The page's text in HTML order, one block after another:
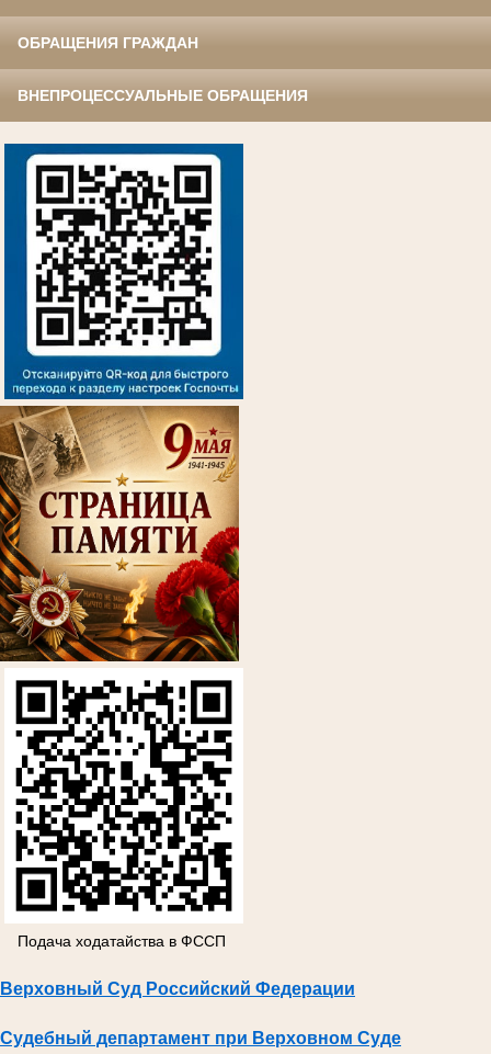
ОБРАЩЕНИЯ ГРАЖДАН
ВНЕПРОЦЕССУАЛЬНЫЕ ОБРАЩЕНИЯ
Подача ходатайства в ФССП
Верховный Суд Российский Федерации
Судебный департамент при Верховном Суде